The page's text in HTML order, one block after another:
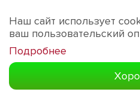
Обратная связь
Наш сайт использует
ваш пользовательский
Подробнее